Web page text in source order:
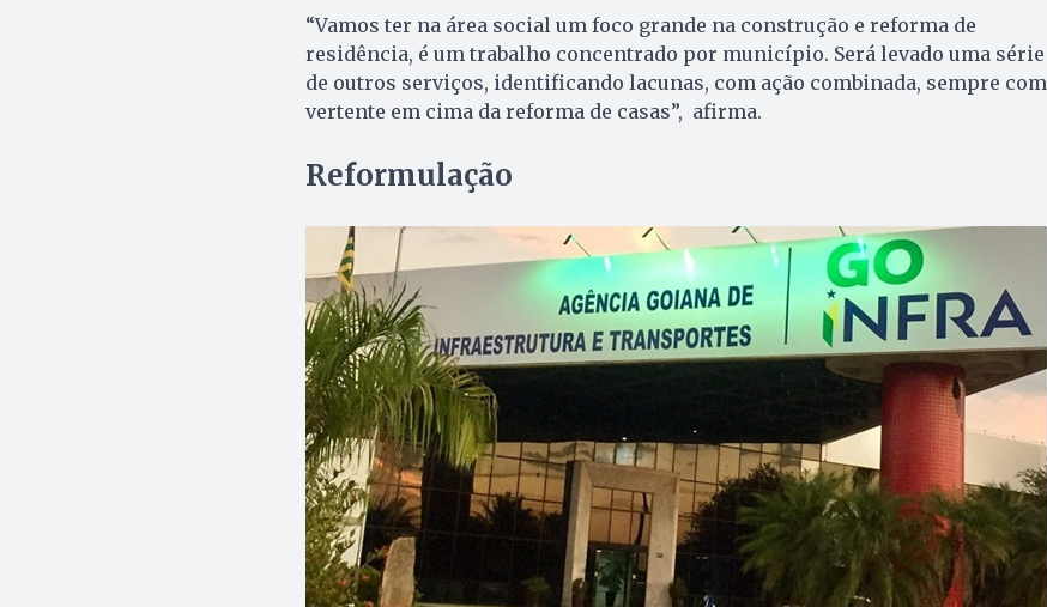
“Vamos ter na área social um foco grande na construção e reforma de
residência, é um trabalho concentrado por município. Será levado uma série
de outros serviços, identificando lacunas, com ação combinada, sempre com
vertente em cima da reforma de casas”, afirma.
Reformulação